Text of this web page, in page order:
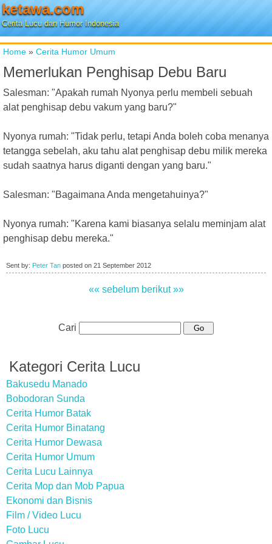
ketawa.com
Cerita Lucu dan Humor Indonesia
Home » Cerita Humor Umum
Memerlukan Penghisap Debu Baru
Salesman: "Apakah rumah Nyonya perlu membeli sebuah
alat penghisap debu vakum yang baru?"
Nyonya rumah: "Tidak perlu, tetapi Anda boleh coba menanya
tetangga sebelah, aku tahu alat penghisap debu milik mereka
sudah saatnya harus diganti dengan yang baru."
Salesman: "Bagaimana Anda mengetahuinya?"
Nyonya rumah: "Karena kami biasanya selalu meminjam alat
penghisap debu mereka."
Sent by: Peter Tan posted on 21 September 2012
«« sebelum berikut »»
Cari
Kategori Cerita Lucu
Bakusedu Manado
Bobodoran Sunda
Cerita Humor Batak
Cerita Humor Binatang
Cerita Humor Dewasa
Cerita Humor Umum
Cerita Lucu Lainnya
Cerita Mop dan Mob Papua
Ekonomi dan Bisnis
Film / Video Lucu
Foto Lucu